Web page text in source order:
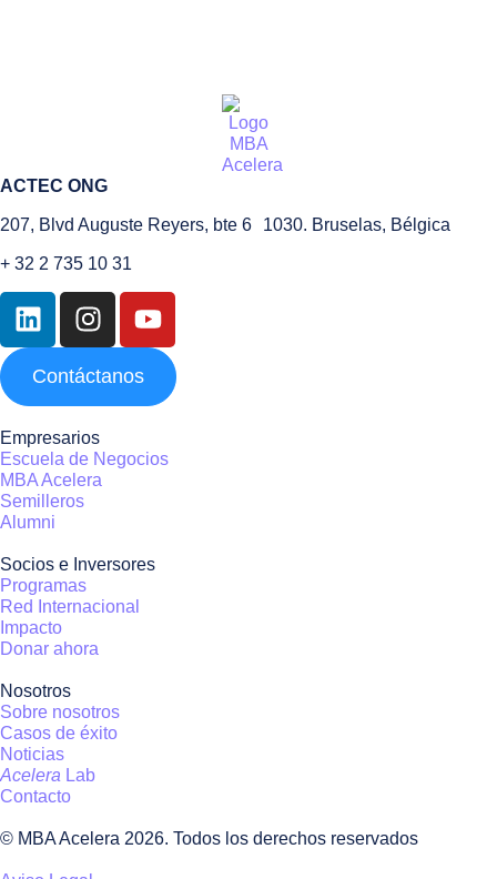
ACTEC ONG
207, Blvd Auguste Reyers, bte 6 1030. Bruselas, Bélgica
+ 32 2 735 10 31
Contáctanos
Empresarios
Escuela de Negocios
MBA Acelera
Semilleros
Alumni
Socios e Inversores
Programas
Red Internacional
Impacto
Donar ahora
Nosotros
Sobre nosotros
Casos de éxito
Noticias
Acelera Lab
Contacto
© MBA Acelera 2026. Todos los derechos reservados